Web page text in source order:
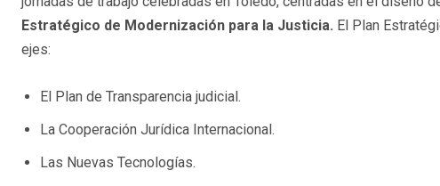
Estratégico de Modernización para la Justicia. El Plan
ejes:
El Plan de Transparencia judicial.
La Cooperación Jurídica Internacional.
Las Nuevas Tecnologías.